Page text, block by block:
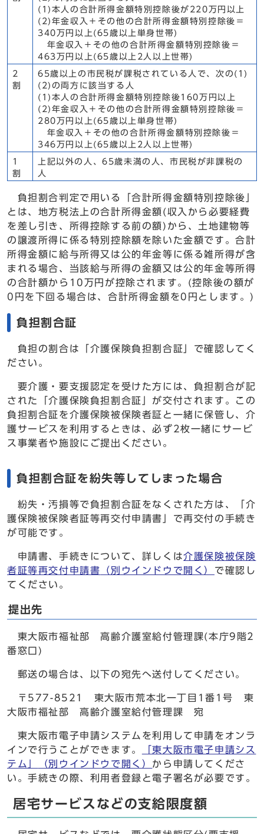
(1)本人の合計所得金額特別控除後が220万円以上
(2)年金収入＋その他の合計所得金額特別控除後＝
340万円以上(65歳以上単身世帯)
年金収入＋その他の合計所得金額特別控除後＝
463万円以上(65歳以上2人以上世帯)
2
割
65歳以上の市民税が課税されている人で、次の(1)
(2)の両方に該当する人
(1)本人の合計所得金額特別控除後160万円以上
(2)年金収入＋その他の合計所得金額特別控除後＝
280万円以上(65歳以上単身世帯)
年金収入＋その他の合計所得金額特別控除後＝
346万円以上(65歳以上2人以上世帯)
1
割
上記以外の人、65歳未満の人、市民税が非課税の
人
負担割合判定で用いる「合計所得金額特別控除後」
とは、地方税法上の合計所得金額(収入から必要経費
を差し引き、所得控除する前の額)から、土地建物等
の譲渡所得に係る特別控除額を除いた金額です。合計
所得金額に給与所得又は公的年金等に係る雑所得が含
まれる場合、当該給与所得の金額又は公的年金等所得
の合計額から10万円が控除されます。(控除後の額が
0円を下回る場合は、合計所得金額を0円とします。)
負担割合証
負担の割合は「介護保険負担割合証」で確認してく
ださい。
要介護・要支援認定を受けた方には、負担割合が記
された「介護保険負担割合証」が交付されます。この
負担割合証を介護保険被保険者証と一緒に保管し、介
護サービスを利用するときは、必ず2枚一緒にサービ
ス事業者や施設にご提出ください。
負担割合証を紛失等してしまった場合
紛失・汚損等で負担割合証をなくされた方は、「介
護保険被保険者証等再交付申請書」で再交付の手続き
が可能です。
申請書、手続きについて、詳しくは介護保険被保険
者証等再交付申請書 （別ウインドウで開く） で確認し
てください。
提出先
東大阪市福祉部 高齢介護室給付管理課(本庁9階2
番窓口)
郵送の場合は、以下の宛先へ送付してください。
〒577-8521 東大阪市荒本北一丁目1番1号 東
大阪市福祉部 高齢介護室給付管理課 宛
東大阪市電子申請システムを利用して申請をオンラ
インで行うことができます。
「東大阪市電子申請シス
テム」
（別ウインドウで開く） から申請してくださ
い。手続きの際、利用者登録と電子署名が必要です。
居宅サービスなどの支給限度額